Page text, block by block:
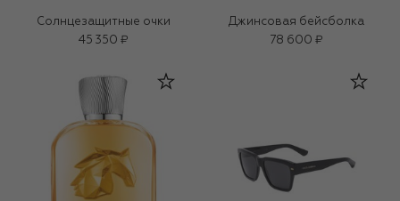
Солнцезащитные очки
45 350 ₽
Джинсовая бейсболка
78 600 ₽